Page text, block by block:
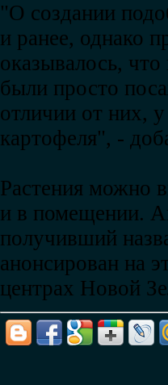
"О создании
и ранее, однако
оказывалось,
были просто
отличии от них,
картофеля", -
Растения можно
и в помещении.
получивший
анонсирован на
центрах Новой